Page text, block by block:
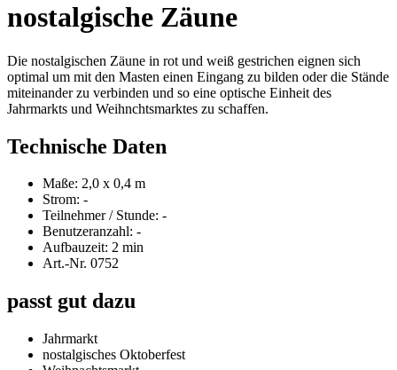
nostalgische Zäune
Die nostalgischen Zäune in rot und weiß gestrichen eignen sich
optimal um mit den Masten einen Eingang zu bilden oder die Stände
miteinander zu verbinden und so eine optische Einheit des
Jahrmarkts und Weihnchtsmarktes zu schaffen.
Technische Daten
Maße: 2,0 x 0,4 m
Strom: -
Teilnehmer / Stunde: -
Benutzeranzahl: -
Aufbauzeit: 2 min
Art.-Nr. 0752
passt gut dazu
Jahrmarkt
nostalgisches Oktoberfest